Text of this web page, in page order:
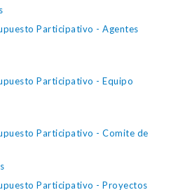
Participativo - Agentes
Participativo - Equipo
Participativo - Comite de
Participativo - Proyectos